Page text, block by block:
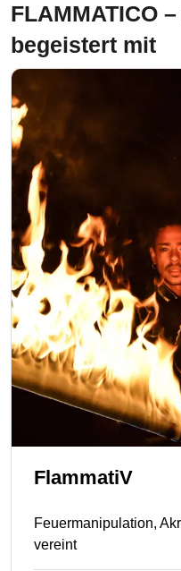
FLAMMATICO
begeistert mit
FlammatiV
Feuermanipulation,
vereint